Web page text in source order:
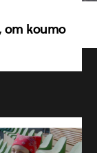
от които